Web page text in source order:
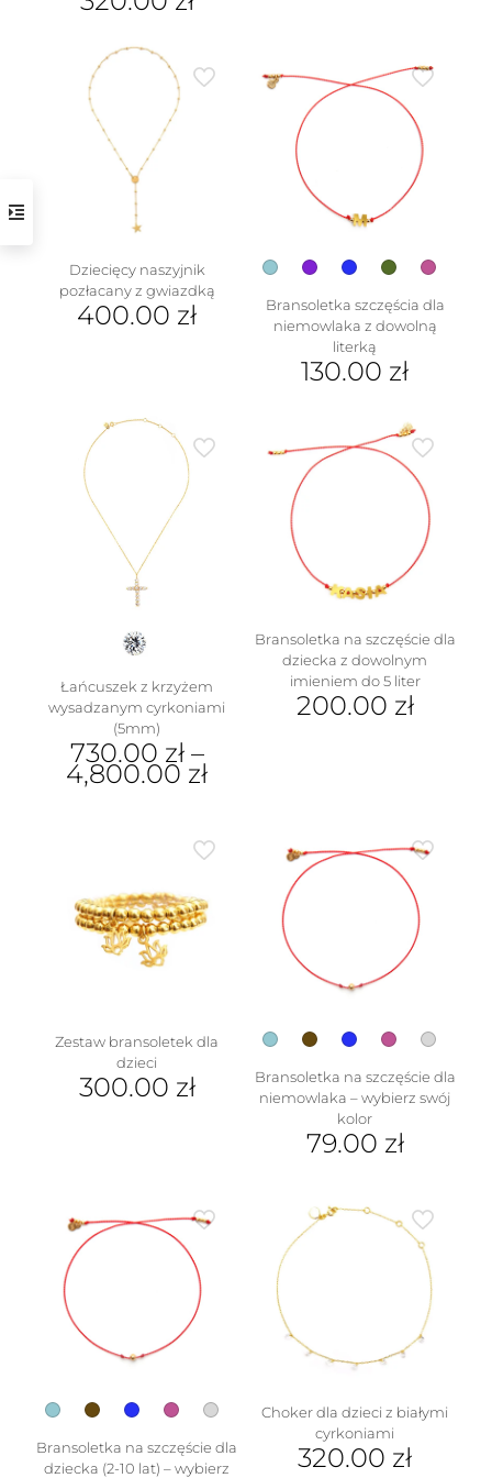
wariantów.
Opcje
można
produktu
Dziecięcy naszyjnik
pozłacany z gwiazdką
400.00 zł
Bransoletka szczęścia dla
niemowlaka z dowolną
literką
130.00 zł
produkt
ma
wiele
wariantów.
stronie
Łańcuszek z krzyżem
wysadzanym cyrkoniami
(5mm)
730.00 zł–
4,800.00 zł
Opcje
można
wybrać
na
Bransoletka na szczęście dla
dziecka z dowolnym
imieniem do 5 liter
200.00 zł
Zestaw bransoletek dla
dzieci
300.00 zł
Bransoletka na szczęście dla
niemowlaka – wybierz swój
kolor
79.00 zł
ma
wariantów.
stronie
Bransoletka na szczęście dla
dziecka (2-10 lat) – wybierz
Choker dla dzieci z białymi
cyrkoniami
320.00 zł